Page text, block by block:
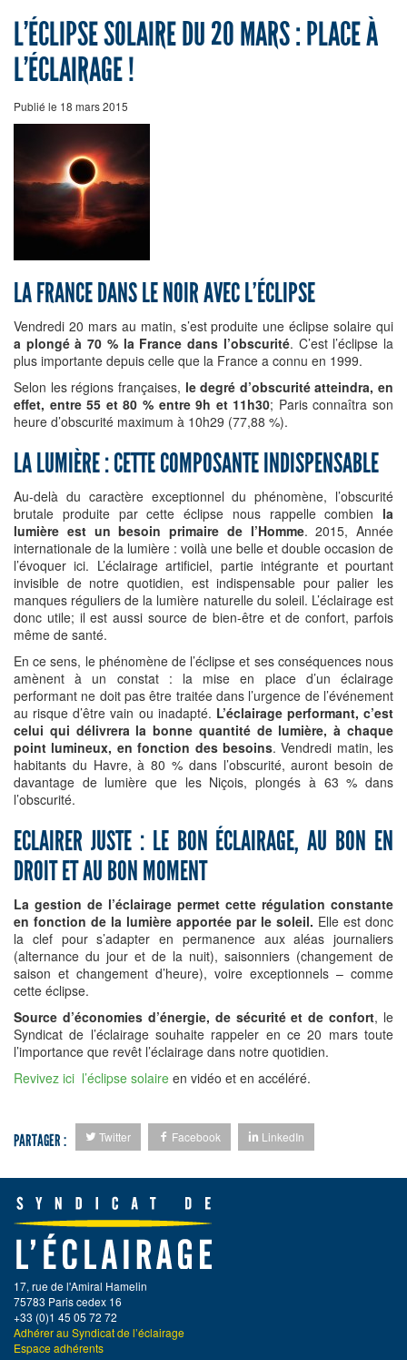
L’ÉCLIPSE SOLAIRE DU 20 MARS : PLACE À
L’ÉCLAIRAGE !
Publié le 18 mars 2015
LA FRANCE DANS LE NOIR AVEC L’ÉCLIPSE
Vendredi 20 mars au matin, s’est produite une éclipse solaire qui
a plongé à 70 % la France dans l’obscurité. C’est l’éclipse la
plus importante depuis celle que la France a connu en 1999.
Selon les régions françaises, le degré d’obscurité atteindra, en
effet, entre 55 et 80 % entre 9h et 11h30; Paris connaîtra son
heure d’obscurité maximum à 10h29 (77,88 %).
LA LUMIÈRE : CETTE COMPOSANTE INDISPENSABLE
Au-delà du caractère exceptionnel du phénomène, l’obscurité
brutale produite par cette éclipse nous rappelle combien la
lumière est un besoin primaire de l’Homme. 2015, Année
internationale de la lumière : voilà une belle et double occasion de
l’évoquer ici. L’éclairage artificiel, partie intégrante et pourtant
invisible de notre quotidien, est indispensable pour palier les
manques réguliers de la lumière naturelle du soleil. L’éclairage est
donc utile; il est aussi source de bien-être et de confort, parfois
même de santé.
En ce sens, le phénomène de l’éclipse et ses conséquences nous
amènent à un constat : la mise en place d’un éclairage
performant ne doit pas être traitée dans l’urgence de l’événement
au risque d’être vain ou inadapté. L’éclairage performant, c’est
celui qui délivrera la bonne quantité de lumière, à chaque
point lumineux, en fonction des besoins. Vendredi matin, les
habitants du Havre, à 80 % dans l’obscurité, auront besoin de
davantage de lumière que les Niçois, plongés à 63 % dans
l’obscurité.
ECLAIRER JUSTE : LE BON ÉCLAIRAGE, AU BON EN
DROIT ET AU BON MOMENT
La gestion de l’éclairage permet cette régulation constante
en fonction de la lumière apportée par le soleil. Elle est donc
la clef pour s’adapter en permanence aux aléas journaliers
(alternance du jour et de la nuit), saisonniers (changement de
saison et changement d’heure), voire exceptionnels – comme
cette éclipse.
Source d’économies d’énergie, de sécurité et de confort, le
Syndicat de l’éclairage souhaite rappeler en ce 20 mars toute
l’importance que revêt l’éclairage dans notre quotidien.
Revivez ici l’éclipse solaire en vidéo et en accéléré.
PARTAGER : Twitter Facebook LinkedIn
17, rue de l'Amiral Hamelin
75783 Paris cedex 16
+33 (0)1 45 05 72 72
Adhérer au Syndicat de l’éclairage
Espace adhérents